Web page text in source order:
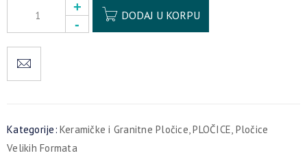
DODAJ U KORPU
Kategorije: Keramičke i Granitne Pločice,PLOČICE, Pločice
Velikih Formata